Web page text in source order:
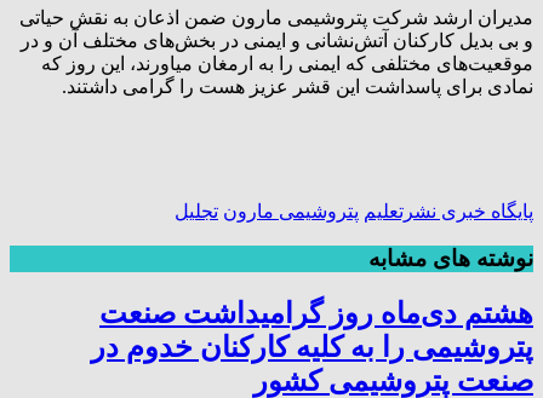
مدیران ارشد شرکت پتروشیمی مارون ضمن اذعان به نقش حیاتی
و بی بدیل کارکنان آتش‌نشانی و ایمنی در بخش‌های مختلف آن و در
موقعیت‌های مختلفی که ایمنی را به ارمغان میاورند، این روز که
نمادی برای پاسداشت این قشر عزیز هست را گرامی‌ داشتند.
پایگاه خبری نشرتعلیم پتروشیمی مارون تجلیل
نوشته های مشابه
هشتم دی‌ماه روز گرامیداشت صنعت
پتروشیمی را به کلیه کارکنان خدوم در
صنعت پتروشیمی کشور